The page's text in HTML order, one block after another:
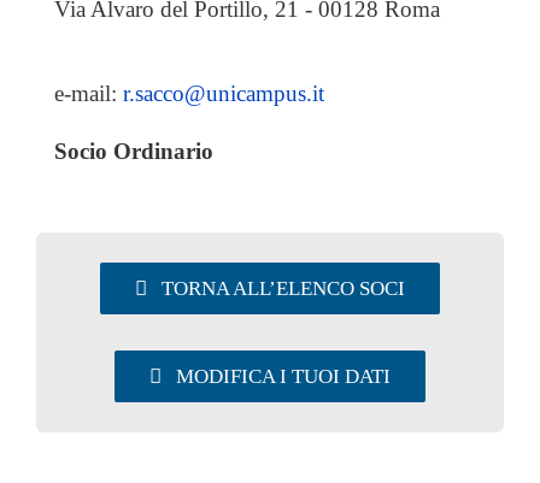
OFFERTE DI LAVORO
UTILITY
Via Alvaro del Portillo, 21 - 00128 Roma
e-mail: r.sacco@unicampus.it
Socio Ordinario
TORNA ALL’ELENCO SOCI
MODIFICA I TUOI DATI